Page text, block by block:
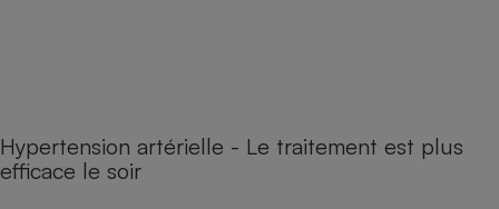
Hypertension artérielle - Le traitement est plus
efficace le soir